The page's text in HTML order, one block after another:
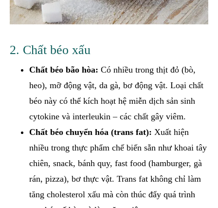
2. Chất béo xấu
Chất béo bão hòa: Có nhiều trong thịt đỏ (bò,
heo), mỡ động vật, da gà, bơ động vật. Loại chất
béo này có thể kích hoạt hệ miễn dịch sản sinh
cytokine và interleukin – các chất gây viêm.
Chất béo chuyển hóa (trans fat): Xuất hiện
nhiều trong thực phẩm chế biến sẵn như khoai tây
chiên, snack, bánh quy, fast food (hamburger, gà
rán, pizza), bơ thực vật. Trans fat không chỉ làm
tăng cholesterol xấu mà còn thúc đẩy quá trình